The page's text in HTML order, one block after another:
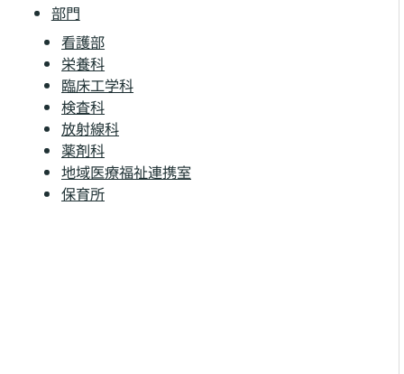
部門
看護部
栄養科
臨床工学科
検査科
放射線科
薬剤科
地域医療福祉連携室
保育所